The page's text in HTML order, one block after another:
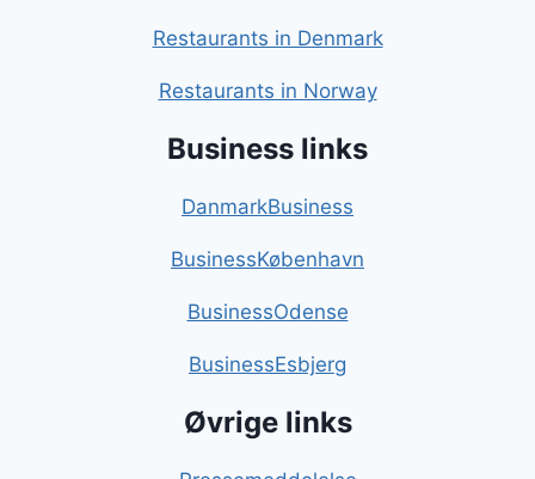
Restaurants in Denmark
Restaurants in Norway
Business links
DanmarkBusiness
BusinessKøbenhavn
BusinessOdense
BusinessEsbjerg
Øvrige links